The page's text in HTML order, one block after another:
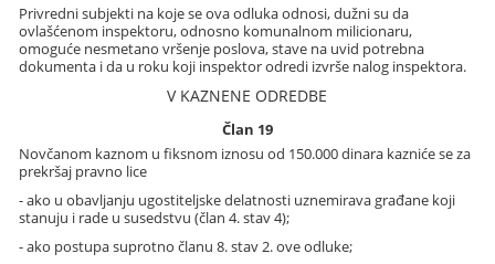
Privredni subjekti na koje se ova odluka odnosi, dužni su da
ovlašćenom inspektoru, odnosno komunalnom milicionaru,
omoguće nesmetano vršenje poslova, stave na uvid potrebna
dokumenta i da u roku koji inspektor odredi izvrše nalog inspektora.
V KAZNENE ODREDBE
Član 19
Novčanom kaznom u fiksnom iznosu od 150.000 dinara kazniće se za
prekršaj pravno lice
- ako u obavljanju ugostiteljske delatnosti uznemirava građane koji
stanuju i rade u susedstvu (član 4. stav 4);
- ako postupa suprotno članu 8. stav 2. ove odluke;